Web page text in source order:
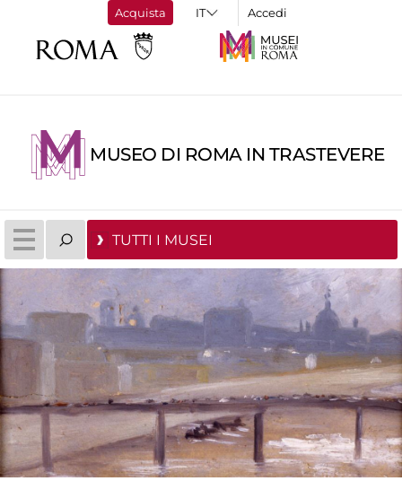
Acquista Accedi
MUSEO DI ROMA IN TRASTEVERE
TUTTI I MUSEI